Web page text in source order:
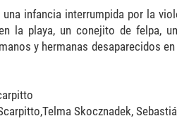
infancia interrumpida por la
la playa, un conejito de felpa,
y hermanas desaparecidos
Skocznadek,